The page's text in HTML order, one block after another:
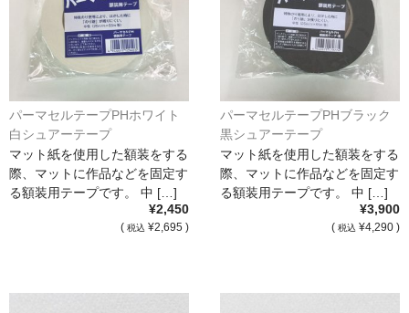
パーマセルテープPHホワイト
白シュアーテープ
マット紙を使用した額装をする
際、マットに作品などを固定す
る額装用テープです。 中 […]
¥2,450
( 税込 ¥2,695 )
パーマセルテープPHブラック
黒シュアーテープ
マット紙を使用した額装をする
際、マットに作品などを固定す
る額装用テープです。 中 […]
¥3,900
( 税込 ¥4,290 )